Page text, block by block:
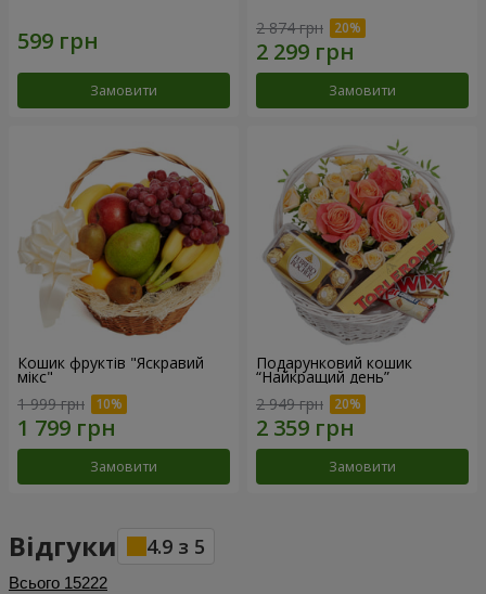
Замовити
2 874 грн
Замовити
Кошик фруктів "Яскравий
мікс"
1 999 грн
Замовити
Подарунковий кошик
“Найкращий день”
2 949 грн
Замовити
Відгуки 4.9 з 5
Всього 15222